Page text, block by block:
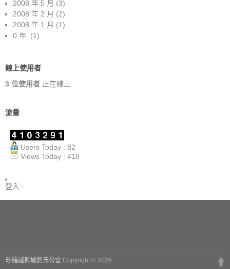
2008 年 5 月 (3)
2008 年 2 月 (2)
2008 年 1 月 (1)
0 年 (1)
線上使用者
3 位使用者 正在線上
流量
Users Today : 82
Views Today : 418
登入 ·
砂羅越彭城劉氏公會 Copyright © 2026.